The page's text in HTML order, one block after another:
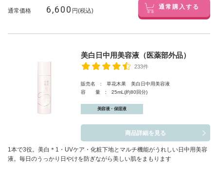
通常価格 6,600 円(税込) 通常購入する
美白日中用美容液（医薬部外品）
233件
販売名 : 草花木果 美白日中用美容液
容 量 : 25mL(約80回分)
美容液・保湿液
商品詳細を見る
1本で3役。美白 ＊1 ・UVケア・化粧下地とマルチ機能がうれしい日中用美容
液。毎日のうっかり日やけを防ぎながら美しい肌をまもります